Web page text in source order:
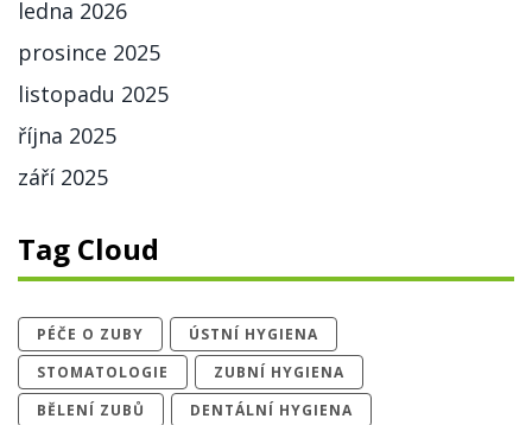
ledna 2026
prosince 2025
listopadu 2025
října 2025
září 2025
Tag Cloud
PÉČE O ZUBY
ÚSTNÍ HYGIENA
STOMATOLOGIE
ZUBNÍ HYGIENA
BĚLENÍ ZUBŮ
DENTÁLNÍ HYGIENA